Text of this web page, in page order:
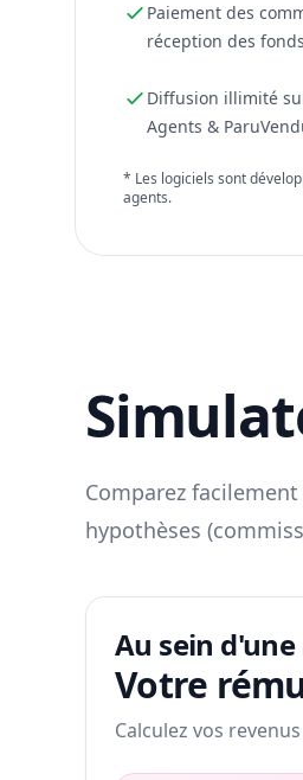
Paiement des
réception des
Diffusion illimité
Agents &
* Les logiciels sont
agents.
Comparez
hypothèses
Au sein
Votre
Calculez vos